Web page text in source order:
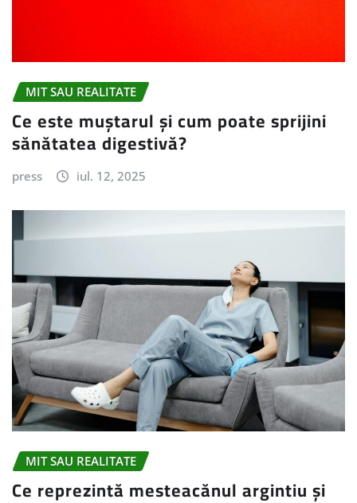
MIT SAU REALITATE
Ce este muștarul și cum poate sprijini
sănătatea digestivă?
press iul. 12, 2025
MIT SAU REALITATE
Ce reprezintă mesteacănul argintiu și